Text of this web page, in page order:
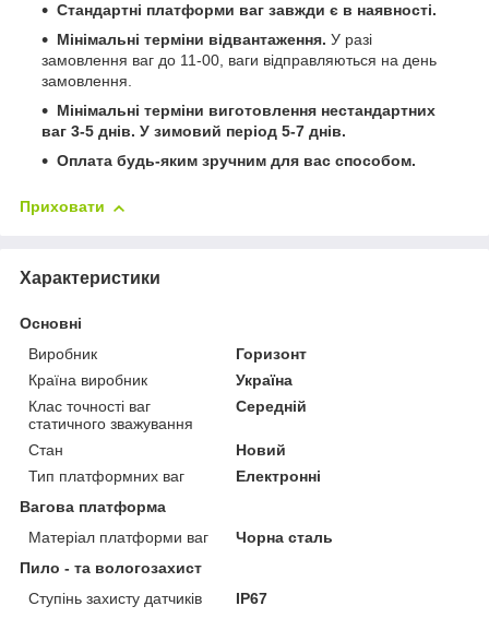
Стандартні платформи ваг завжди є в наявності.
Мінімальні терміни відвантаження. У разі
замовлення ваг до 11-00, ваги відправляються на день
замовлення.
Мінімальні терміни виготовлення нестандартних
ваг 3-5 днів. У зимовий період 5-7 днів.
Оплата будь-яким зручним для вас способом.
Приховати
Характеристики
Основні
Виробник
Горизонт
Країна виробник
Україна
Клас точності ваг
статичного зважування
Середній
Стан
Новий
Тип платформних ваг
Електронні
Вагова платформа
Матеріал платформи ваг
Чорна сталь
Пило - та вологозахист
Ступінь захисту датчиків
IP67